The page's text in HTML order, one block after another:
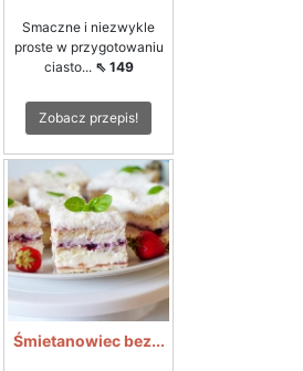
Smaczne i niezwykle
proste w przygotowaniu
ciasto... ⇖ 149
Zobacz przepis!
Śmietanowiec bez...